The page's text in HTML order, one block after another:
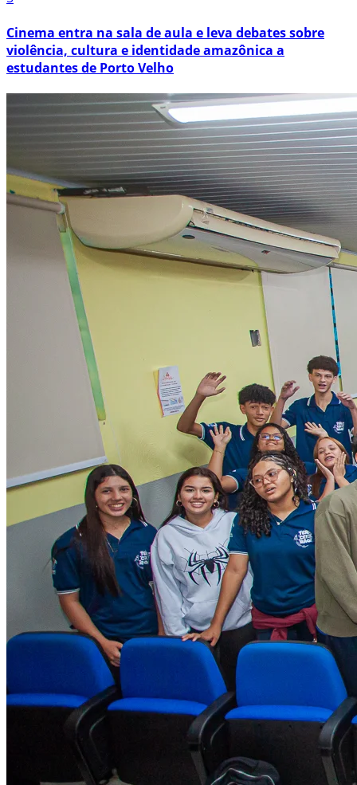
Cinema entra na sala de aula e leva debates sobre
violência, cultura e identidade amazônica a
estudantes de Porto Velho